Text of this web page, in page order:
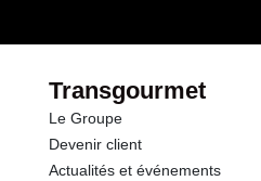
Transgourmet
Le Groupe
Devenir client
Actualités et événements